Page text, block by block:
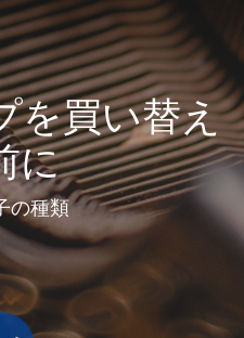
を買い替え
に
の種類